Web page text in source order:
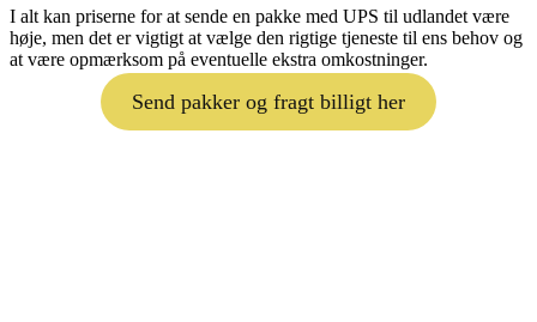
I alt kan priserne for at sende en pakke med UPS til udlandet være
høje, men det er vigtigt at vælge den rigtige tjeneste til ens behov og
at være opmærksom på eventuelle ekstra omkostninger.
Send pakker og fragt billigt her